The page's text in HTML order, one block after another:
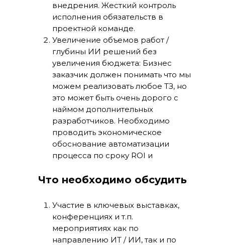
внедрения. Жесткий контроль
исполнения обязательств в
проектной команде.
Увеличение объемов работ /
глубины ИИ решений без
увеличения бюджета: Бизнес
заказчик должен понимать что мы
можем реализовать любое ТЗ, но
это может быть очень дорого с
наймом дополнительных
разработчиков. Необходимо
проводить экономическое
обоснование автоматизации
процесса по сроку ROI и
Оценку ROI и эффектов мы
Что необходимо обсудить
Участие в ключевых выставках,
конференциях и т.п.
мероприятиях как по
направлению ИТ / ИИ, так и по